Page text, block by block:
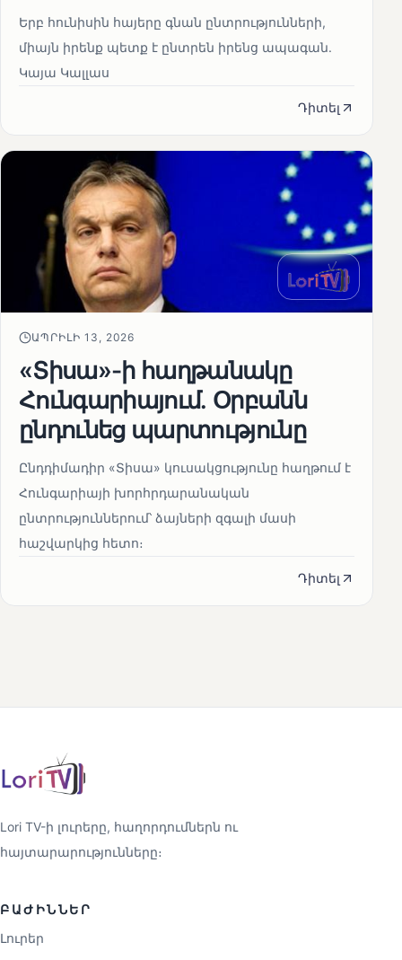
Երբ հունիսին հայերը գնան ընտրությունների,
միայն իրենք պետք է ընտրեն իրենց ապագան.
Կայա Կալլաս
Դիտել
ԱՊՐԻԼԻ 13, 2026
«Տիսա»-ի հաղթանակը
Հունգարիայում․ Օրբանն
ընդունեց պարտությունը
Ընդդիմադիր «Տիսա» կուսակցությունը հաղթում է
Հունգարիայի խորհրդարանական
ընտրություններում՝ ձայների զգալի մասի
հաշվարկից հետո։
Դիտել
Lori TV-ի լուրերը, հաղորդումներն ու
հայտարարությունները։
ԲԱԺԻՆՆԵՐ
Լուրեր